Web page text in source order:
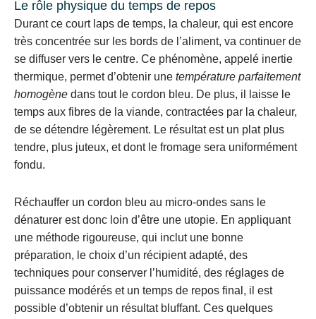
Le rôle physique du temps de repos
Durant ce court laps de temps, la chaleur, qui est encore
très concentrée sur les bords de l’aliment, va continuer de
se diffuser vers le centre. Ce phénomène, appelé inertie
thermique, permet d’obtenir une température parfaitement
homogène dans tout le cordon bleu. De plus, il laisse le
temps aux fibres de la viande, contractées par la chaleur,
de se détendre légèrement. Le résultat est un plat plus
tendre, plus juteux, et dont le fromage sera uniformément
fondu.
Réchauffer un cordon bleu au micro-ondes sans le
dénaturer est donc loin d’être une utopie. En appliquant
une méthode rigoureuse, qui inclut une bonne
préparation, le choix d’un récipient adapté, des
techniques pour conserver l’humidité, des réglages de
puissance modérés et un temps de repos final, il est
possible d’obtenir un résultat bluffant. Ces quelques